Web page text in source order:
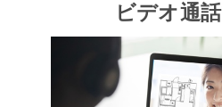
ビデオ通